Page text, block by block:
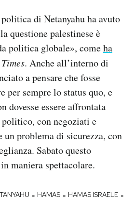
di Netanyahu ha avuto
questione palestinese è
politica globale», comeha
. Anche all’interno di
a pensare che fosse
per sempre lo status quo, e
dovesse essere affrontata
con negoziati e
un problema di sicurezza, con
Sabato questo
maniera spettacolare.
HAMAS HAMAS ISRAELE